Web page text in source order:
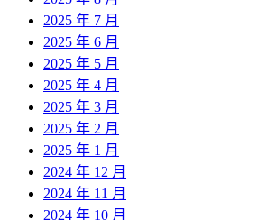
2025 年 7 月
2025 年 6 月
2025 年 5 月
2025 年 4 月
2025 年 3 月
2025 年 2 月
2025 年 1 月
2024 年 12 月
2024 年 11 月
2024 年 10 月